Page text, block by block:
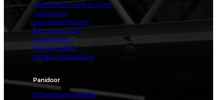
Application vente en ligne
La livraison
Les consommables
Bâtir votre projet
La rentabilité
Test de cuisson
Location distributeur
Panidoor
Présentation générale